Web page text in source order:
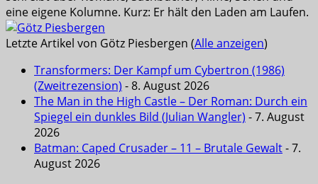
eine eigene Kolumne. Kurz: Er hält den Laden am Laufen.
Letzte Artikel von Götz Piesbergen (Alle anzeigen)
Transformers: Der Kampf um Cybertron (1986)
(Zweitrezension) - 8. August 2026
The Man in the High Castle – Der Roman: Durch ein
Spiegel ein dunkles Bild (Julian Wangler) - 7. August
2026
Batman: Caped Crusader – 11 – Brutale Gewalt- 7.
August 2026